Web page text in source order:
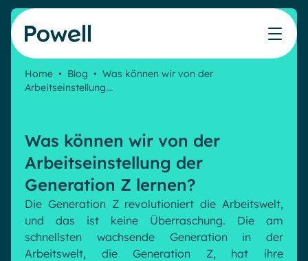
Skip to content
IT
HR Plattform
Interne Kommunikation
Interne Kommunikation
Employee Journey & Engagement
Produkte
Powell Intranet
Ihre MS-Governance-Lösung
Intranet-Funktionen
Unsere Kunden
Partner
Arbeiten Sie mit dem Powell-Partnernetzwerk
Treten Sie dem Expertennetzwerk von Powell bei
Finden Sie den besten Verbündeten, um Ihr Intranet-
Projekt zum Erfolg zu führen
Ressourcen
Blog
Webinare
Success stories
White papers
Home • Blog • Was können wir von der
Arbeitseinstellung…
Was können wir von der
Arbeitseinstellung der
Generation Z lernen?
Die Generation Z revolutioniert die Arbeitswelt,
und das ist keine Überraschung. Die am
schnellsten wachsende Generation in der
Arbeitswelt, die Generation Z, hat ihre